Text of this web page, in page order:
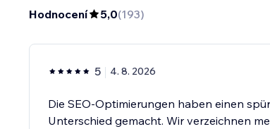
Hodnocení 5,0(193)
5 4. 8. 2026
Die SEO-Optimierungen haben einen
Unterschied gemacht. Wir verzeichnen